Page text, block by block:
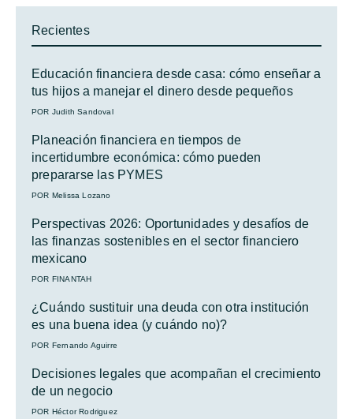
Recientes
Educación financiera desde casa: cómo enseñar a
tus hijos a manejar el dinero desde pequeños
POR Judith Sandoval
Planeación financiera en tiempos de
incertidumbre económica: cómo pueden
prepararse las PYMES
POR Melissa Lozano
Perspectivas 2026: Oportunidades y desafíos de
las finanzas sostenibles en el sector financiero
mexicano
POR FINANTAH
¿Cuándo sustituir una deuda con otra institución
es una buena idea (y cuándo no)?
POR Fernando Aguirre
Decisiones legales que acompañan el crecimiento
de un negocio
POR Héctor Rodriguez